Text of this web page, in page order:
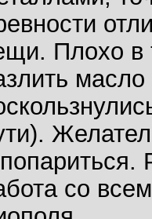
Плохо в
масло
со